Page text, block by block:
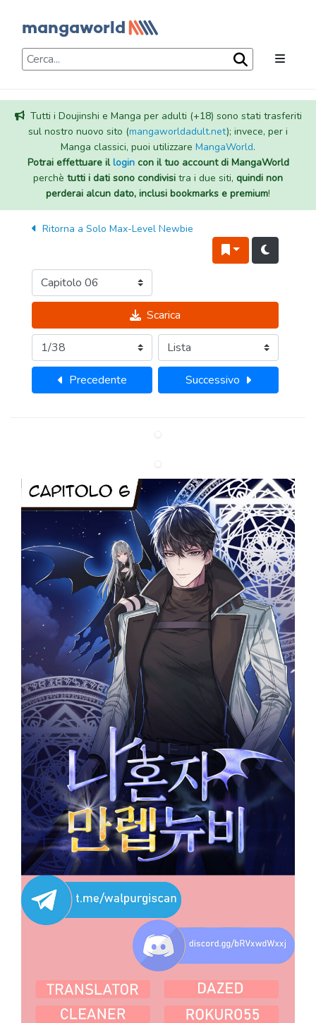
Tutti i Doujinshi e Manga per adulti (+18) sono stati trasferiti
sul nostro nuovo sito (mangaworldadult.net); invece, per i
Manga classici, puoi utilizzare MangaWorld.
Potrai effettuare illogincon il tuo account di MangaWorld
perchè tutti i dati sono condivisi tra i due siti, quindi non
perderai alcun dato, inclusi bookmarks e premium!
Ritorna a Solo Max-Level Newbie
Scarica
Precedente Successivo